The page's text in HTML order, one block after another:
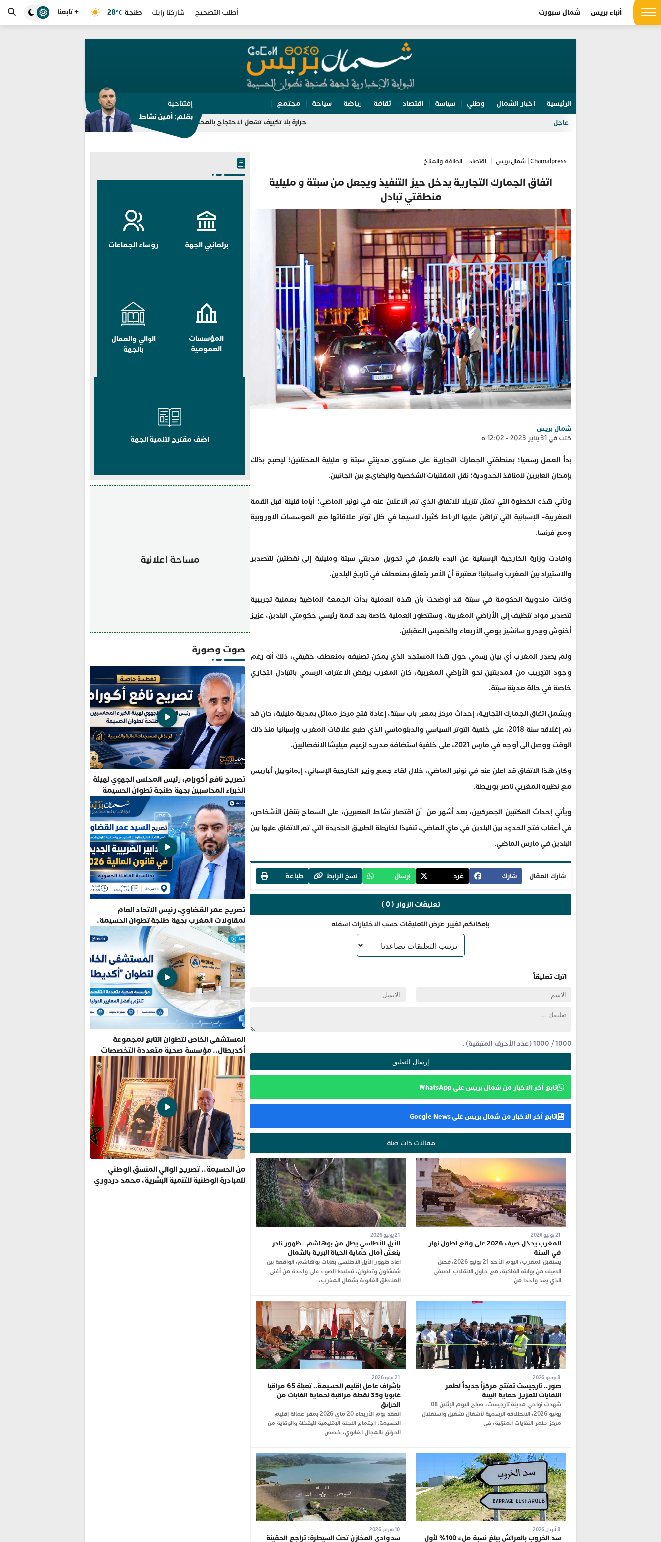
أنباء بريس شمال سبورت أطلب التصحيح شاركنا رأيك طنجة 28 °C + تابعنا
الرئيسية أخبار الشمال وطني سياسة اقتصاد ثقافة رياضة سياحة مجتمع
عاجل تسريبات “الدفع مقابل الحذف” تلاحق هشام حرارة بلا تكييف تشعل الاحتجاج بالمحكمة الابتدائية في طنجة
إفتتاحية
بقلم: أمين نشاط
Chamalpress | شمال بريس اقتصاد الطاقة والمناخ
اتفاق الجمارك التجارية يدخل حيز التنفيذ ويجعل من سبتة و مليلية
منطقتي تبادل
شمال بريس
كتب في 31 يناير 2023 - 12:02 م
بدأ العمل رسميا؛ بمنطقتي الجمارك التجارية على مستوى مدينتي سبتة و مليلية المحتلتين؛ ليصبح بذلك
بإمكان العابرين للمنافذ الحدودية؛ نقل المقتنيات الشخصية والبضاىع بين الجانبين.
وتأتي هذه الخطوة التي تمثل تنزيلا للاتفاق الذي تم الاعلان عنه في نونبر الماضي؛ أياما قليلة قبل القمة
المغربية- الإسبانية التي تراهن عليها الرباط كثيرا، لاسيما في ظل توتر علاقاتها مع المؤسسات الأوروبية
ومع فرنسا.
وأفادت وزارة الخارجية الإسبانية عن البدء بالعمل في تحويل مدينتي سبتة ومليلية إلى نقطتين للتصدير
والاستيراد بين المغرب واسبانيا؛ معتبرة أن الأمر يتعلق بمنعطف في تاريخ البلدين.
وكانت مندوبية الحكومة في سبتة قد أوضحت بأن هذه العملية بدأت الجمعة الماضية بعملية تجريبية
لتصدير مواد تنظيف إلى الأراضي المغربية، وستتطور العملية خاصة بعد قمة رئيسي حكومتي البلدين، عزيز
أخنوش وبيدرو سانشيز يومي الأربعاء والخميس المقبلين.
ولم يصدِر المغرب أي بيان رسمي حول هذا المستجد الذي يمكن تصنيفه بمنعطف حقيقي، ذلك أنه رغم
وجود التهريب من المدينتين نحو الأراضي المغربية، كان المغرب يرفض الاعتراف الرسمي بالتبادل التجاري
خاصة في حالة مدينة سبتة.
ويشمل اتفاق الجمارك التجارية، إحداث مركز بمعبر باب سبتة، إعادة فتح مركز مماثل بمدينة مليلية، كان قد
تم إغلاقه سنة 2018، على خلفية التوتر السياسي والدبلوماسي الذي طبع علاقات المغرب وإسبانيا منذ ذلك
الوقت ووصل إلى أوجه في مارس 2021، على خلفية استضافة مدريد لزعيم ميليشا الانفصاليين.
وكان هذا الاتفاق قد اعلن عنه في نونبر الماضي، خلال لقاء جمع وزير الخارجية الإسباني، إيمانوييل ألباريس
مع نظيره المغربي ناصر بوريطة.
ويأتي إحداث المكتبين الجمركيين، بعد أشهر من أن اقتصار نشاط المعبرين، على السماح بتنقل الأشخاص،
في أعقاب فتح الحدود بين البلدين في ماي الماضي، تنفيذا لخارطة الطريق الجديدة التي تم الاتفاق عليها بين
البلدين في مارس الماضي.
شارك المقال شارك غرد إرسال نسخ الرابط طباعة
تعليقات الزوار ( 0 )
بإمكانكم تغيير عرض التعليقات حسب الاختيارات أسفله
اترك تعليقاً
1000
/
1000(عدد الأحرف المتبقية) .
تابع آخر الأخبار من شمال بريس على WhatsApp
تابع آخر الأخبار من شمال بريس على Google News
مقالات ذات صلة
المغرب يدخل صيف 2026 على وقع أطول نهار
في السنة
يستقبل المغرب، اليوم الأحد 21 يونيو 2026، فصل
الصيف من بوابته الفلكية، مع حلول الانقلاب الصيفي
الذي يعد واحدا من
21 يونيو 2026
الأيل الأطلسي يطل من بوهاشم.. ظهور نادر
ينعش آمال حماية الحياة البرية بالشمال
أعاد ظهور الأيل الأطلسي بغابات بوهاشم، الواقعة بين
شفشاون وتطوان، تسليط الضوء على واحدة من أغنى
المناطق الغابوية بشمال المغرب،
صور.. تارجيست تفتتح مركزاً جديداً لطمر
النفايات لتعزيز حماية البيئة
شهدت نواحي مدينة تارجيست، صباح اليوم الإثنين 08
يونيو 2026، الانطلاقة الرسمية لأشغال تشغيل واستغلال
مركز طمر النفايات المنزلية، في
21 مايو 2026
بإشراف عامل إقليم الحسيمة.. تعبئة 65 مراقبا
غابويا و35 نقطة مراقبة لحماية الغابات من
الحرائق
انعقد يوم الأربعاء 20 ماي 2026 بمقر عمالة إقليم
الحسيمة، اجتماع اللجنة الإقليمية لليقظة والوقاية من
الحرائق بالمجال الغابوي، خصص
سد الخروب بالعرائش يبلغ نسبة ملء 100% لأول
10 فبراير 2026
سد وادي المخازن تحت السيطرة: تراجع الحقينة
برلمانيي الجهة رؤساء الجماعات
المؤسسات
العمومية
الوالي والعمال
بالجهة
اضف مقترح لتنمية الجهة
مساحة اعلانية
صوت وصورة
تصريح نافع أكورام، رئيس المجلس الجهوي لهيئة
الخبراء المحاسبين بجهة طنجة تطوان الحسيمة
تصريح عمر القضاوي، رئيس الاتحاد العام
لمقاولات المغرب بجهة طنجة تطوان الحسيمة.
المستشفى الخاص لتطوان التابع لمجموعة
أكديطال.. مؤسسة صحية متعددة التخصصات
تلتزم بأفضل المعايير الدولية
من الحسيمة.. تصريح الوالي المنسق الوطني
للمبادرة الوطنية للتنمية البشرية، محمد دردوري